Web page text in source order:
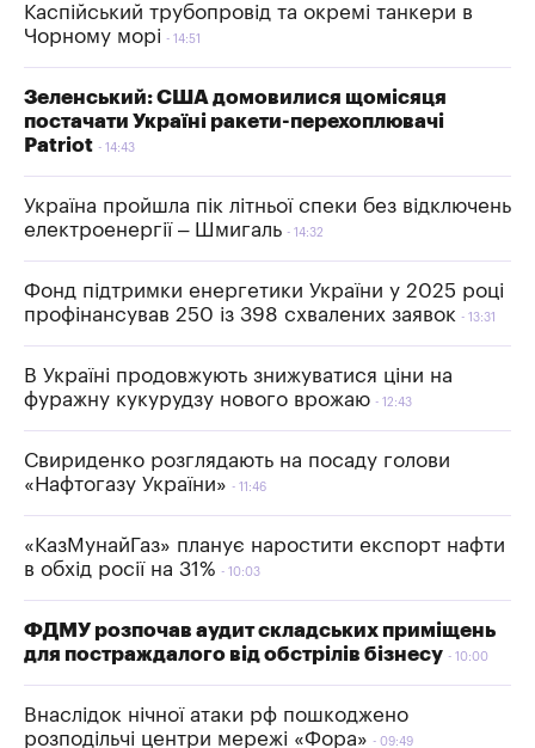
Каспійський трубопровід та окремі танкери в
Чорному морі
14:51
Зеленський: США домовилися щомісяця
постачати Україні ракети-перехоплювачі
Patriot
14:43
Україна пройшла пік літньої спеки без відключень
електроенергії – Шмигаль
14:32
Фонд підтримки енергетики України у 2025 році
профінансував 250 із 398 схвалених заявок
13:31
В Україні продовжують знижуватися ціни на
фуражну кукурудзу нового врожаю
12:43
Свириденко розглядають на посаду голови
«Нафтогазу України»
11:46
«КазМунайГаз» планує наростити експорт нафти
в обхід росії на 31%
10:03
ФДМУ розпочав аудит складських приміщень
для постраждалого від обстрілів бізнесу
10:00
Внаслідок нічної атаки рф пошкоджено
розподільчі центри мережі «Фора»
09:49